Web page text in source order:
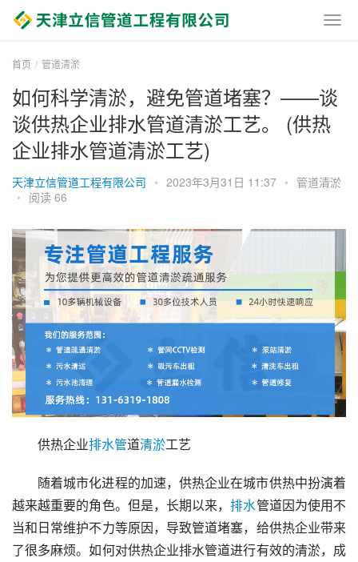
首页 管道清淤
如何科学清淤，避免管道堵塞？——谈
谈供热企业排水管道清淤工艺。 (供热
企业排水管道清淤工艺)
天津立信管道工程有限公司 • 2023年3月31日 11:37 • 管道清淤
• 阅读 66
供热企业排水管道清淤工艺
随着城市化进程的加速，供热企业在城市供热中扮演着
越来越重要的角色。但是，长期以来，排水管道因为使用不
当和日常维护不力等原因，导致管道堵塞，给供热企业带来
了很多麻烦。如何对供热企业排水管道进行有效的清淤，成